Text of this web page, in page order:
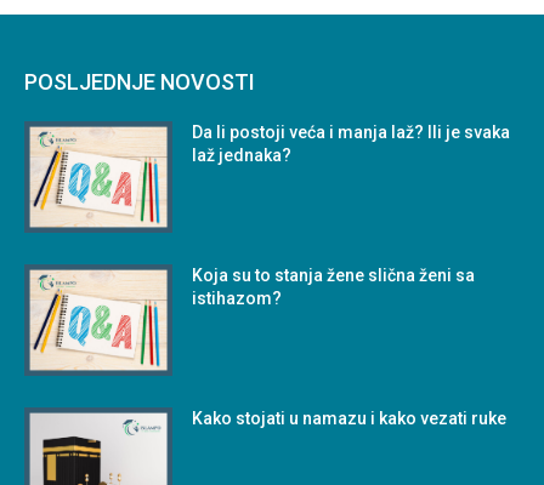
POSLJEDNJE NOVOSTI
Da li postoji veća i manja laž? Ili je svaka
laž jednaka?
Koja su to stanja žene slična ženi sa
istihazom?
Kako stojati u namazu i kako vezati ruke